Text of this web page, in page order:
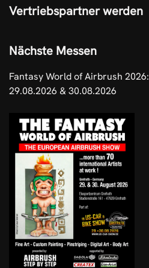
Vertriebspartner werden
Nächste Messen
Fantasy World of Airbrush 2026:
29.08.2026 & 30.08.2026